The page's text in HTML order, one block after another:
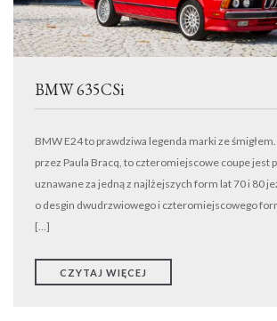
EVENTY
KONTAKT
ODKUPIMY TWÓJ SAMOCHÓD
BMW 635CSi
BMW E24 to prawdziwa legenda marki ze
przez Paula Bracq, to czteromiejscowe coupe jest
uznawane za jedną z najlżejszych form lat 70 i 80
o desgin dwudrzwiowego i czteromiejscowego
[…]
CZYTAJ WIĘCEJ